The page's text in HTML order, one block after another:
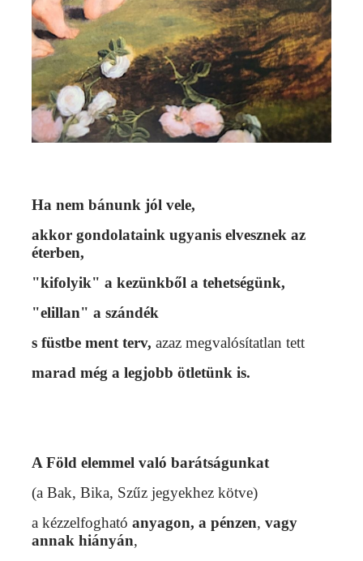
Ha nem bánunk jól vele,
akkor gondolataink ugyanis elvesznek az
éterben,
"kifolyik" a kezünkből a tehetségünk,
"elillan" a szándék
s füstbe ment terv, azaz megvalósítatlan tett
marad még a legjobb ötletünk is.
A Föld elemmel való barátságunkat
(a Bak, Bika, Szűz jegyekhez kötve)
a kézzelfogható anyagon, a pénzen, vagy
annak hiányán,